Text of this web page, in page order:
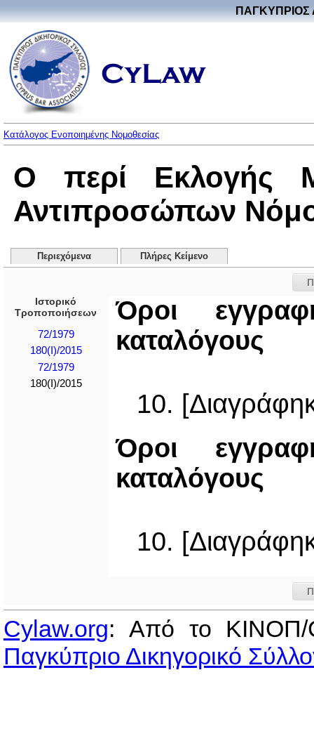
ΠΑΓΚΥΠΡΙΟΣ
Κατάλογος Ενοποιημένης Νομοθεσίας
Ο περί Εκλογής
Αντιπροσώπων
Περιεχόμενα Πλήρες Κείμενο
Ιστορικό
Τροποποιήσεων
72/1979
180(I)/2015
72/1979
180(I)/2015
Όροι
καταλόγους
10.
Όροι
καταλόγους
10.
Cylaw.org: Από το
Παγκύπριο Δικηγορικό